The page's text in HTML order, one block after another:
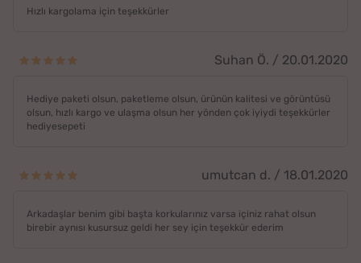
Hızlı kargolama için teşekkürler
Suhan Ö. / 20.01.2020
Hediye paketi olsun, paketleme olsun, ürünün kalitesi ve görüntüsü
olsun, hızlı kargo ve ulaşma olsun her yönden çok iyiydi teşekkürler
hediyesepeti
umutcan d. / 18.01.2020
Arkadaşlar benim gibi başta korkularınız varsa içiniz rahat olsun
birebir aynısı kusursuz geldi her sey için teşekkür ederim